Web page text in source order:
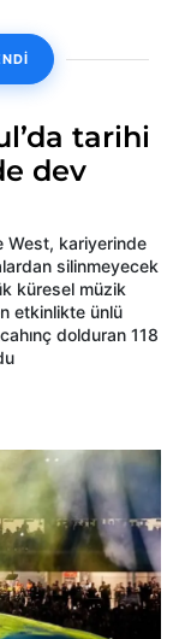
tarihi
dev
West, kariyerinde
silinmeyecek
küresel müzik
etkinlikte ünlü
dolduran 118